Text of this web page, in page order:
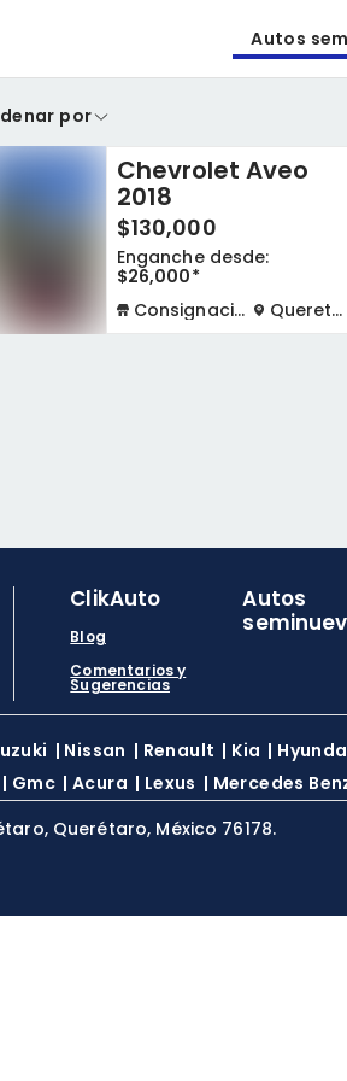
Autos
por
Chevrolet Aveo
2018
$130,000
Enganche desde:
$26,000*
Consignación virtual
Queretaro
ClikAuto
Blog
Comentarios y
Sugerencias
Autos
| Nissan | Renault | Kia |
| Gmc | Acura | Lexus | Mercedes
Querétaro, México 76178.